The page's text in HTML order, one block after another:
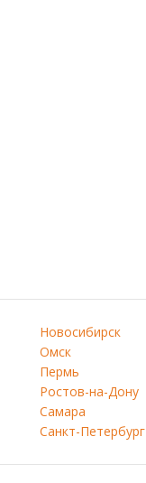
Новосибирск
Омск
Пермь
Ростов-на-Дону
Самара
Санкт-Петербург